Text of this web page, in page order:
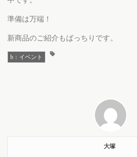
準備は万端！
新商品のご紹介もばっちりです。
b：イベント
大塚